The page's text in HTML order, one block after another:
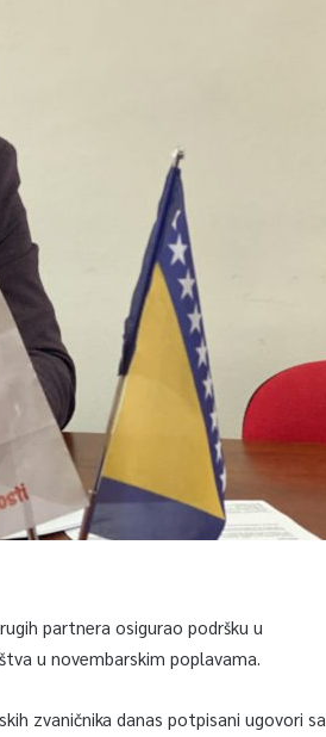
partnera osigurao podršku u
u novembarskim poplavama.
zvaničnika danas potpisani ugovori sa